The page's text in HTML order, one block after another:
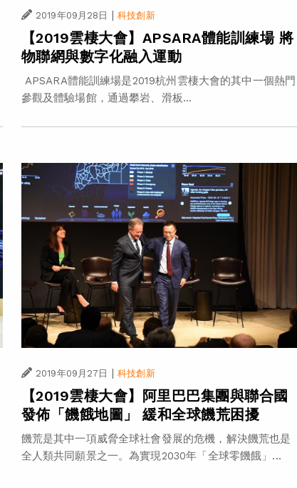
2019年09月28日 | 科技創新
【2019雲棲大會】APSARA體能訓練場 將
物聯網與數字化融入運動
APSARA體能訓練場是2019杭州雲棲大會的其中一個熱門
參觀及體驗場館，通過攀岩、滑板...
2019年09月27日 | 科技創新
【2019雲棲大會】阿里巴巴集團與聯合國
發佈「饑餓地圖」 緩和全球饑荒困擾
饑荒是其中一項威脅全球社會發展的危機，解決饑荒也是
全人類共同願景之一。為實現2030年「全球零饑餓」...